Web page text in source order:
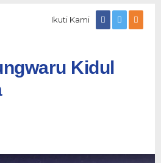
Ikuti Kami
Kidul